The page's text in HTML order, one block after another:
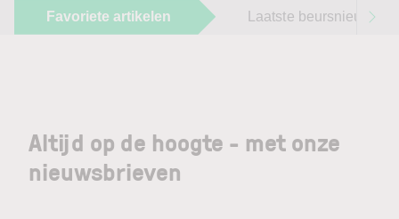
Favoriete artikelen Laatste beursnieuws
Altijd op de hoogte - met onze
nieuwsbrieven